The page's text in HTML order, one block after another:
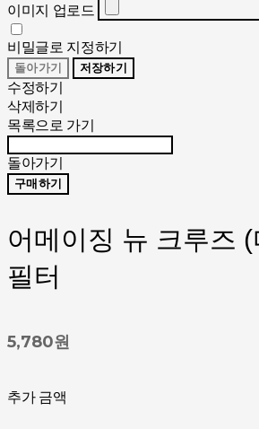
이미지 업로드
비밀글로 지정하기
돌아가기 저장하기
수정하기
삭제하기
목록으로 가기
돌아가기
구매하기
어메이징 뉴 크루즈 (
필터
5,780원
추가 금액